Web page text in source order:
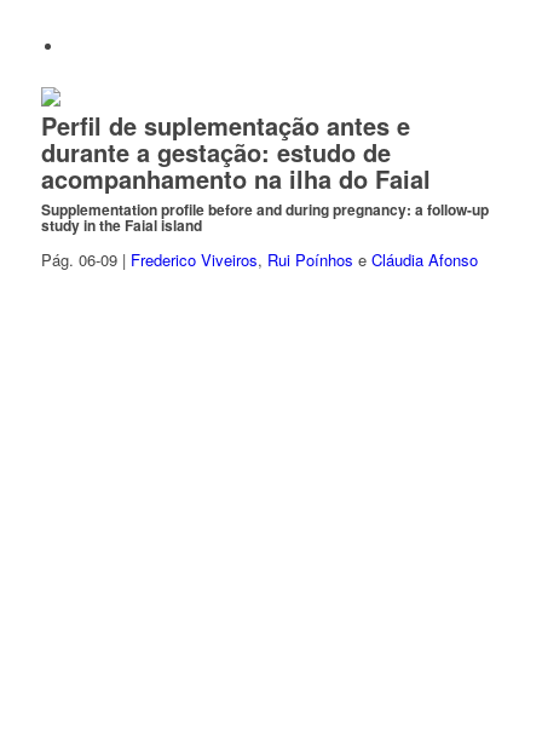
Perfil de suplementação antes e
durante a gestação: estudo de
acompanhamento na ilha do Faial
Supplementation profile before and during pregnancy: a follow-up
study in the Faial island
Pág. 06-09 | Frederico Viveiros, Rui Poínhos e Cláudia Afonso